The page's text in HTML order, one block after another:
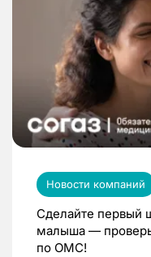
Новости компаний
Сделайте первый
малыша —
по ОМС!